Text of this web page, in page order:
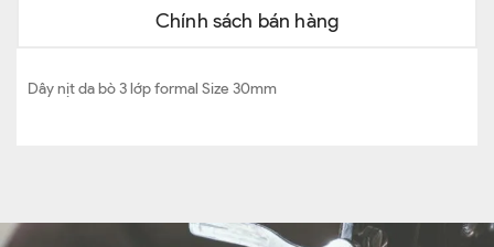
Chính sách bán hàng
Dây nịt da bò 3 lớp formal Size 30mm